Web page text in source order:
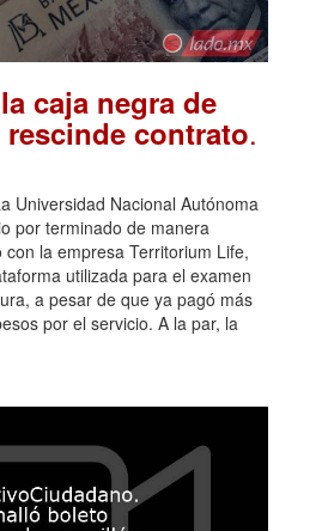
caja negra de
contrato.
Universidad Nacional Autónoma
por terminado de manera
la empresa Territorium Life,
utilizada para el examen
a pesar de que ya pagó más
por el servicio. A la par, la